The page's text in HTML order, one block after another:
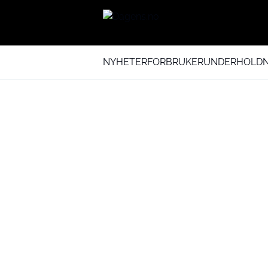
NYHETERFORBRUKER